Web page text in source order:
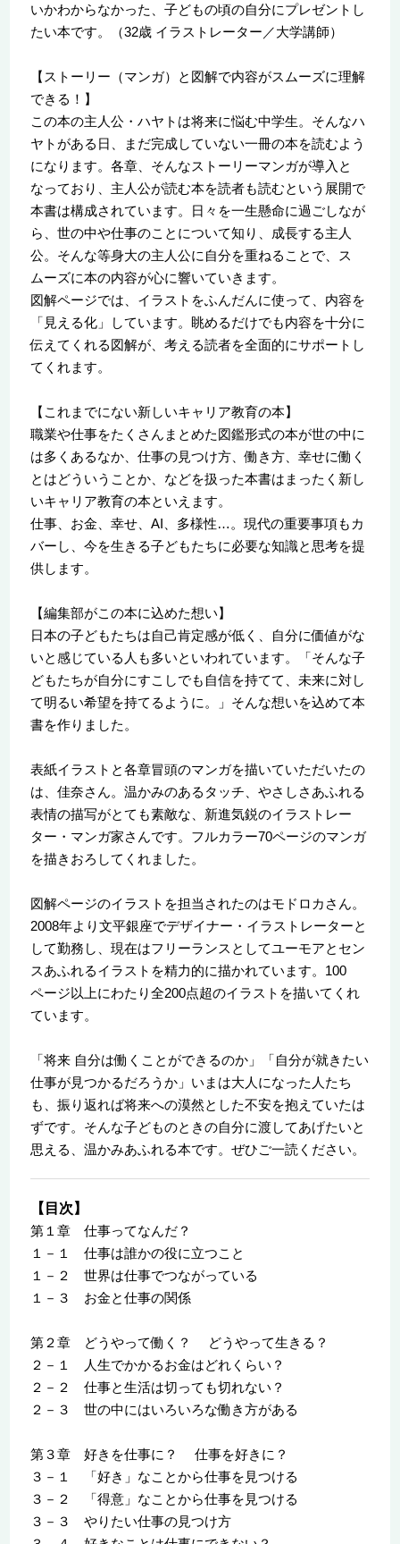
いかわからなかった、子どもの頃の自分にプレゼントし
たい本です。（32歳 イラストレーター／大学講師）
【ストーリー（マンガ）と図解で内容がスムーズに理解
できる！】
この本の主人公・ハヤトは将来に悩む中学生。そんなハ
ヤトがある日、まだ完成していない一冊の本を読むよう
になります。各章、そんなストーリーマンガが導入と
なっており、主人公が読む本を読者も読むという展開で
本書は構成されています。日々を一生懸命に過ごしなが
ら、世の中や仕事のことについて知り、成長する主人
公。そんな等身大の主人公に自分を重ねることで、ス
ムーズに本の内容が心に響いていきます。
図解ページでは、イラストをふんだんに使って、内容を
「見える化」しています。眺めるだけでも内容を十分に
伝えてくれる図解が、考える読者を全面的にサポートし
てくれます。
【これまでにない新しいキャリア教育の本】
職業や仕事をたくさんまとめた図鑑形式の本が世の中に
は多くあるなか、仕事の見つけ方、働き方、幸せに働く
とはどういうことか、などを扱った本書はまったく新し
いキャリア教育の本といえます。
仕事、お金、幸せ、AI、多様性…。現代の重要事項もカ
バーし、今を生きる子どもたちに必要な知識と思考を提
供します。
【編集部がこの本に込めた想い】
日本の子どもたちは自己肯定感が低く、自分に価値がな
いと感じている人も多いといわれています。「そんな子
どもたちが自分にすこしでも自信を持てて、未来に対し
て明るい希望を持てるように。」そんな想いを込めて本
書を作りました。
表紙イラストと各章冒頭のマンガを描いていただいたの
は、佳奈さん。温かみのあるタッチ、やさしさあふれる
表情の描写がとても素敵な、新進気鋭のイラストレー
ター・マンガ家さんです。フルカラー70ページのマンガ
を描きおろしてくれました。
図解ページのイラストを担当されたのはモドロカさん。
2008年より文平銀座でデザイナー・イラストレーターと
して勤務し、現在はフリーランスとしてユーモアとセン
スあふれるイラストを精力的に描かれています。100
ページ以上にわたり全200点超のイラストを描いてくれ
ています。
「将来 自分は働くことができるのか」「自分が就きたい
仕事が見つかるだろうか」いまは大人になった人たち
も、振り返れば将来への漠然とした不安を抱えていたは
ずです。そんな子どものときの自分に渡してあげたいと
思える、温かみあふれる本です。ぜひご一読ください。
【目次】
第１章 仕事ってなんだ？
１－１ 仕事は誰かの役に立つこと
１－２ 世界は仕事でつながっている
１－３ お金と仕事の関係
第２章 どうやって働く？ どうやって生きる？
２－１ 人生でかかるお金はどれくらい？
２－２ 仕事と生活は切っても切れない？
２－３ 世の中にはいろいろな働き方がある
第３章 好きを仕事に？ 仕事を好きに？
３－１ 「好き」なことから仕事を見つける
３－２ 「得意」なことから仕事を見つける
３－３ やりたい仕事の見つけ方